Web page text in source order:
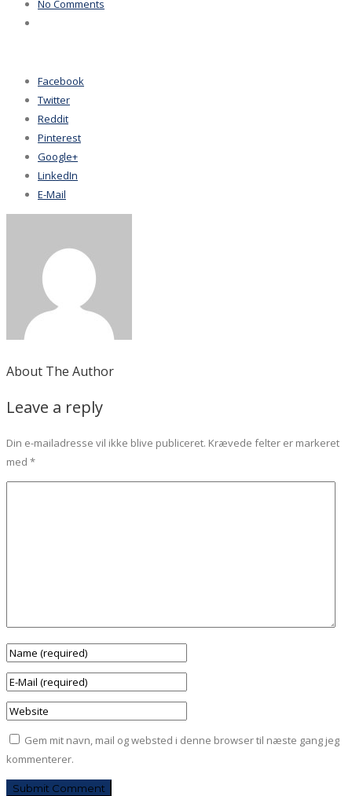
No Comments
Facebook
Twitter
Reddit
Pinterest
Google+
LinkedIn
E-Mail
About The Author
Leave a reply
Din e-mailadresse vil ikke blive publiceret. Krævede felter er markeret
med *
Gem mit navn, mail og websted i denne browser til næste gang jeg
kommenterer.